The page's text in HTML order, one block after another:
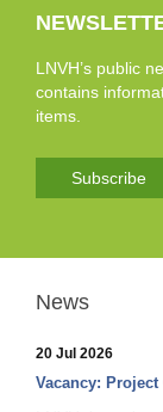
LNVH’s public
contains
items.
Subscribe
News
20 Jul 2026
Vacancy: